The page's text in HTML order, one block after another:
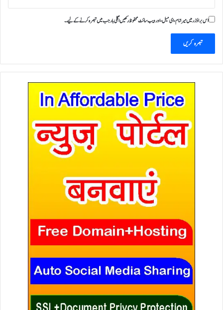
اس براؤزر میں میرا نام، ای میل، اور ویب سائٹ محفوظ رکھیں اگلی بار جب میں تبصرہ کرنے کےلیے۔